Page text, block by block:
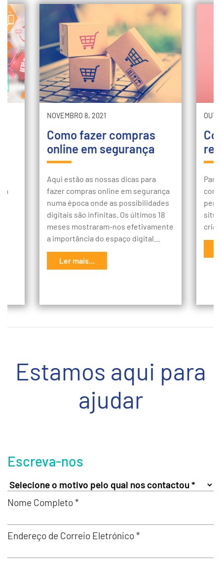
NOVEMBRO 8, 2021
Como fazer compras
online em segurança
Aqui estão as nossas dicas para
fazer compras online em segurança
numa época onde as possibilidades
digitais são infinitas. Os últimos 18
meses mostraram-nos efetivamente
a importância do espaço digital…
Ler mais...
com
criar
Estamos aqui para
ajudar
Escreva-nos
Nome Completo *
Endereço de Correio Eletrónico *